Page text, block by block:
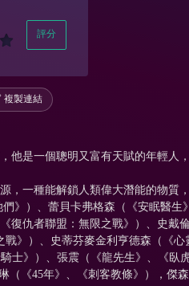
評分
複製連結
是一個聰明又富有天賦的年輕人
一種能解鎖人類偉大潛能的物質
》）、蕾貝卡弗格森（《安眠醫生
仇者聯盟：無限之戰》）、史戴
》）、史蒂芬麥金利亨德森（《
士》）、張震（《龍先生》、《臥
《45年》、《刺客教條》），傑